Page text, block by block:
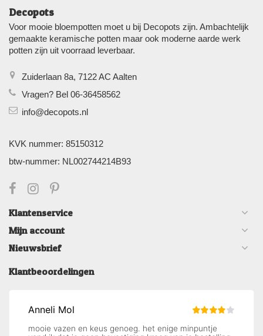
Decopots
Voor mooie bloempotten moet u bij Decopots zijn. Ambachtelijk
gemaakte keramische potten maar ook moderne aarde werk
potten zijn uit voorraad leverbaar.
Zuiderlaan 8a, 7122 AC Aalten
Vragen? Bel 06-36458562
info@decopots.nl
KVK nummer: 85150312
btw-nummer: NL002744214B93
Klantenservice
Mijn account
Nieuwsbrief
Klantbeoordelingen